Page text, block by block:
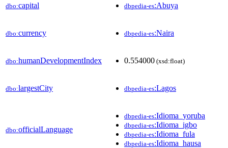
dbo:capital dbpedia-es:Abuya
dbo:currency dbpedia-es:Naira
dbo:humanDevelopmentIndex 0.554000 (xsd:float)
dbo:largestCity dbpedia-es:Lagos
dbo:officialLanguage
dbpedia-es:Idioma_yoruba
dbpedia-es:Idioma_igbo
dbpedia-es:Idioma_fula
dbpedia-es:Idioma_hausa